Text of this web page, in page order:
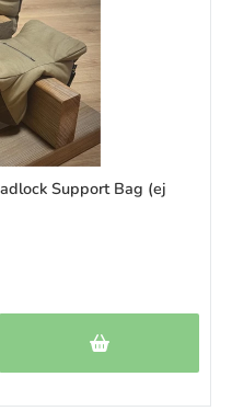
Support Bag (ej